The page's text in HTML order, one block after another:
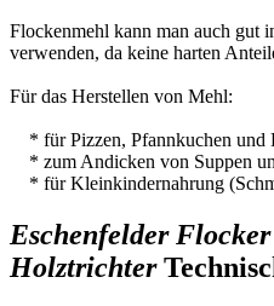
Flockenmehl kann man auch gut
verwenden, da keine harten
Für das Herstellen von Mehl:
* für Pizzen, Pfannkuchen und
* zum Andicken von Suppen
* für Kleinkindernahrung
Eschenfelder
Holztrichter